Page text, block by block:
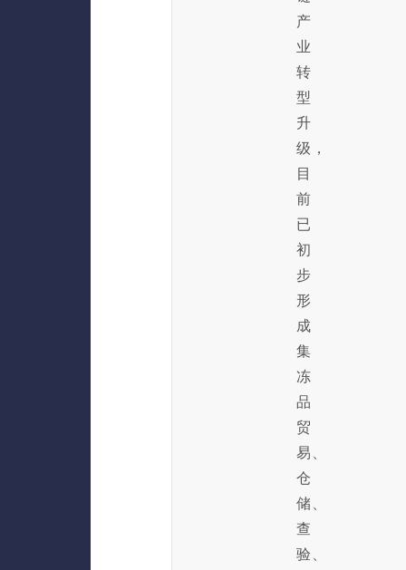
产
业
转
型
升
级，
目
前
已
初
步
形
成
集
冻
品
贸
易、
仓
储、
查
验、